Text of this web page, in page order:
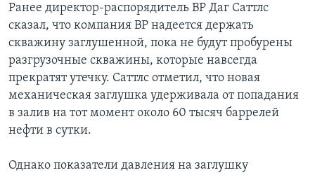
Ранее директор-распорядитель ВР Даг Саттлс
сказал, что компания ВР надеется держать
скважину заглушенной, пока не будут пробурены
разгрузочные скважины, которые навсегда
прекратят утечку. Саттлс отметил, что новая
механическая заглушка удерживала от попадания
в залив на тот момент около 60 тысяч баррелей
нефти в сутки.
Однако показатели давления на заглушку